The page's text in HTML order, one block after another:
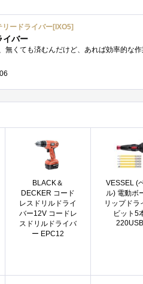
ードライバー[IXO5]
イバー
BLACK＆
DECKER コード
レスドリルドライ
バー12V コードレ
スドリルドライバ
ー EPC12
VESSEL (
ル) 電動ボ
リップドラ
ビット5